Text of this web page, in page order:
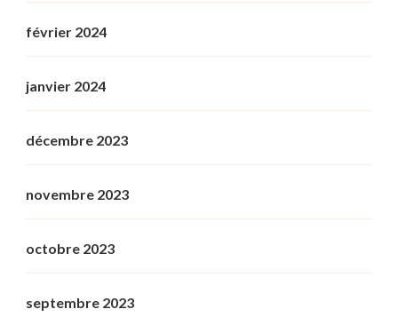
février 2024
janvier 2024
décembre 2023
novembre 2023
octobre 2023
septembre 2023